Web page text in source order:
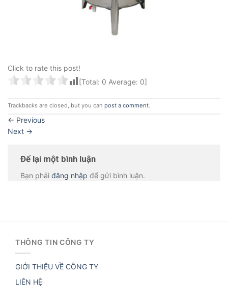
Click to rate this post!
[Total: 0 Average: 0]
Trackbacks are closed, but you can post a comment.
← Previous
Next →
Để lại một bình luận
Bạn phải đăng nhập để gửi bình luận.
THÔNG TIN CÔNG TY
GIỚI THIỆU VỀ CÔNG TY
LIÊN HỆ